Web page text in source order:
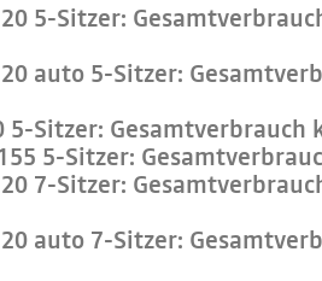
5-Sitzer:
auto 5-Sitzer:
5-Sitzer:
5-Sitzer:
7-Sitzer:
auto 7-Sitzer: